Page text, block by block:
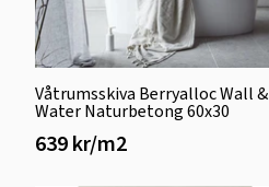
Våtrumsskiva Berryalloc Wall &
Water Naturbetong 60x30
639 kr/m2